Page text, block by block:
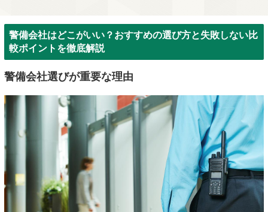
警備会社はどこがいい？おすすめの選び方と失敗しない比
較ポイントを徹底解説
警備会社選びが重要な理由